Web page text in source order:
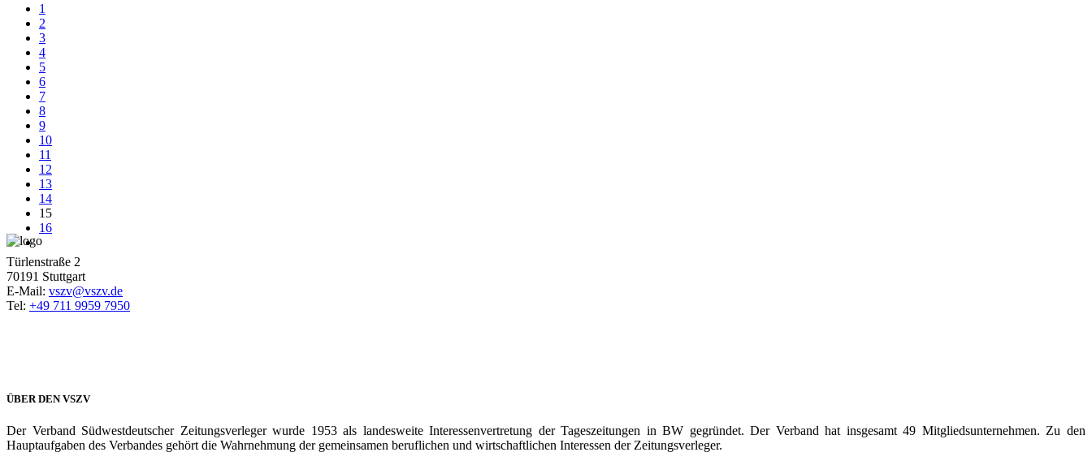
1
2
3
4
5
6
7
8
9
10
11
12
13
14
15
16
Türlenstraße 2
70191 Stuttgart
E-Mail: vszv@vszv.de
Tel: +49 711 9959 7950
ÜBER DEN VSZV
Der Verband Südwestdeutscher Zeitungsverleger wurde 1953 als landesweite Interessenvertretung der Tageszeitungen in BW gegründet. Der Verband hat insgesamt 49 Mitgliedsunternehmen. Zu den
Hauptaufgaben des Verbandes gehört die Wahrnehmung der gemeinsamen beruflichen und wirtschaftlichen Interessen der Zeitungsverleger.